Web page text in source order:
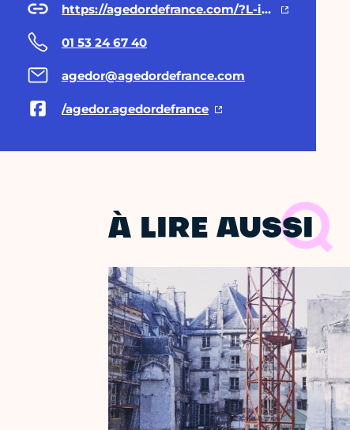
https://agedordefrance.com/?L-invention-des-stations
01 53 24 67 40
agedor@agedordefrance.com
/agedor.agedordefrance
À LIRE AUSSI